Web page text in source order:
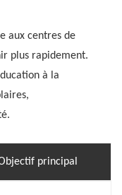
aux centres de
plus rapidement.
à la
principal